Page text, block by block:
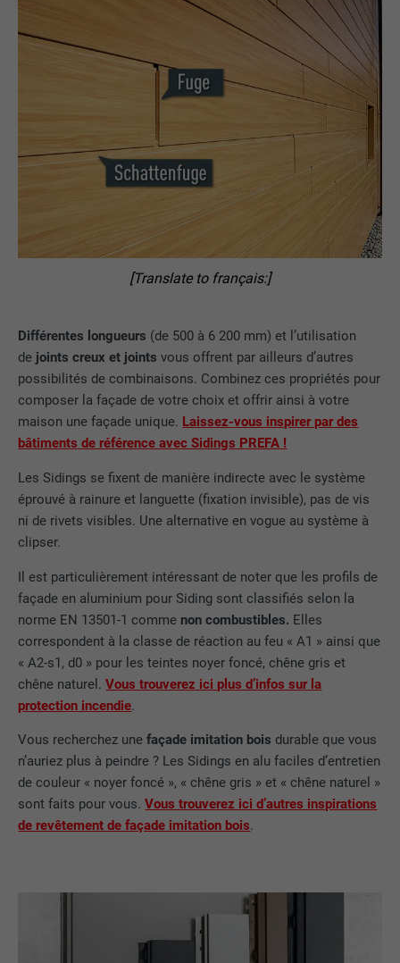
Différentes longueurs (de 500 à 6 200 mm) et l’utilisation
de joints creux et joints vous offrent par ailleurs d’autres
possibilités de combinaisons. Combinez ces propriétés pour
composer la façade de votre choix et offrir ainsi à votre
maison une façade unique. Laissez-vous inspirer par des
bâtiments de référence avec Sidings PREFA !
Les Sidings se fixent de manière indirecte avec le système
éprouvé à rainure et languette (fixation invisible), pas de vis
ni de rivets visibles. Une alternative en vogue au système à
clipser.
Il est particulièrement intéressant de noter que les profils de
façade en aluminium pour Siding sont classifiés selon la
norme EN 13501-1 comme non combustibles. Elles
correspondent à la classe de réaction au feu « A1 » ainsi que
« A2-s1, d0 » pour les teintes noyer foncé, chêne gris et
chêne naturel.Vous trouverez ici plus d’infos sur la
protection incendie.
Vous recherchez unefaçade imitation bois durable que vous
n’auriez plus à peindre ? Les Sidings en alu faciles d’entretien
de couleur « noyer foncé », « chêne gris » et « chêne naturel »
sont faits pour vous.Vous trouverez ici d’autres inspirations
de revêtement de façade imitation bois.
[Translate to français:]